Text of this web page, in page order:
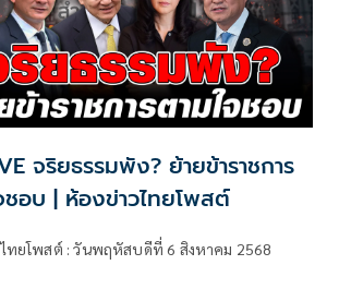
จริยธรรมพัง? ย้ายข้าราชการ
ชอบ | ห้องข่าวไทยโพสต์
ทยโพสต์ : วันพฤหัสบดีที่ 6 สิงหาคม 2568